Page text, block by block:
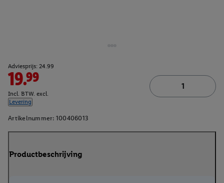
Adviesprijs: 24.99
19.99
Incl. BTW. excl.
Levering
Artikelnummer: 100406013
Productbeschrijving